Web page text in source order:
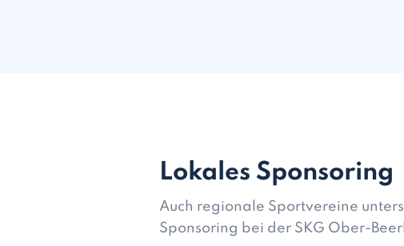
Lokales Sponsoring
Auch regionale Sportvereine
Sponsoring bei der SKG Ober-